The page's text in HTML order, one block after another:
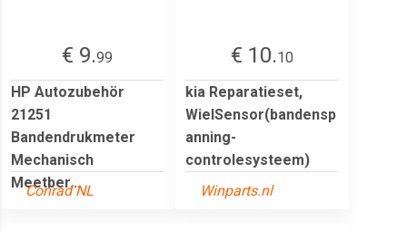
€ 9.99
HP Autozubehör
21251
Bandendrukmeter
Mechanisch
Meetber...
Conrad NL
€ 10.10
kia Reparatieset,
WielSensor(bandensp
anning-
controlesysteem)
Winparts.nl